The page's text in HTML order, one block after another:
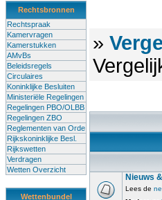
Rechtsbronnen
Rechtspraak
Kamervragen
Kamerstukken
AMvBs
Beleidsregels
Circulaires
Koninklijke Besluiten
Ministeriële Regelingen
Regelingen PBO/OLBB
Regelingen ZBO
Reglementen van Orde
Rijkskoninklijke Besl.
Rijkswetten
Verdragen
Wetten Overzicht
Wettenbundel
»
Nieuws
Lees de